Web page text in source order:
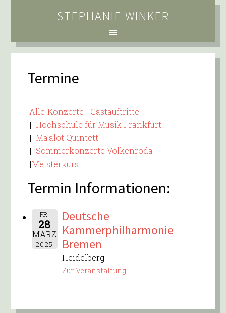
STEPHANIE WINKER
Termine
Alle Konzerte
Gastauftritte
Hochschule für Musik Frankfurt
Ma’alot Quintett
Sommerkonzerte Volkenroda
Meisterkurs
Termin Informationen:
FR.
28
MÄRZ
2025
Deutsche
Kammerphilharmonie
Bremen
Heidelberg
Zur Veranstaltung